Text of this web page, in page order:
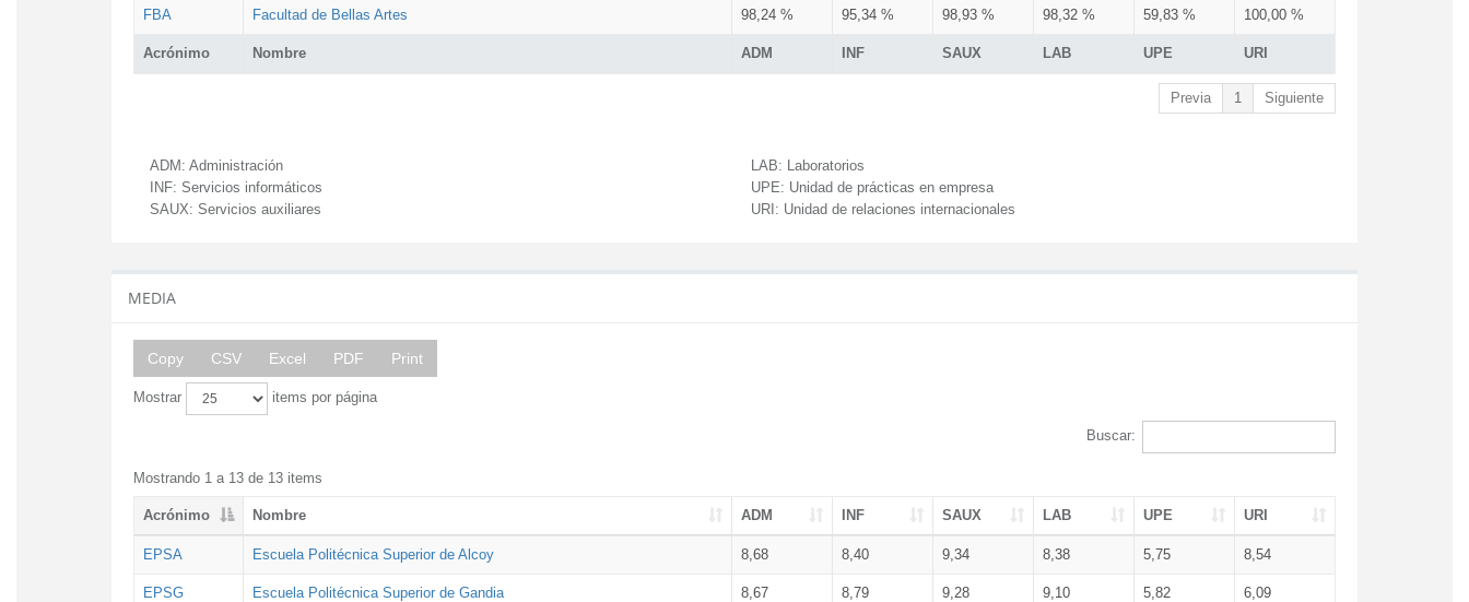
Acrónimo Nombre ADM INF SAUX LAB UPE URI
FBA Facultad de Bellas Artes 98,24 % 95,34 % 98,93 % 98,32 % 59,83 % 100,00 %
Previa 1 Siguiente
ADM: Administración
INF: Servicios informáticos
SAUX: Servicios auxiliares
LAB: Laboratorios
UPE: Unidad de prácticas en empresa
URI: Unidad de relaciones internacionales
MEDIA
Copy CSV Excel PDF Print
Mostrar items por página
Buscar:
Mostrando 1 a 13 de 13 items
Acrónimo Nombre ADM INF SAUX LAB UPE URI
EPSA Escuela Politécnica Superior de Alcoy 8,68 8,40 9,34 8,38 5,75 8,54
EPSG Escuela Politécnica Superior de Gandia 8,67 8,79 9,28 9,10 5,82 6,09